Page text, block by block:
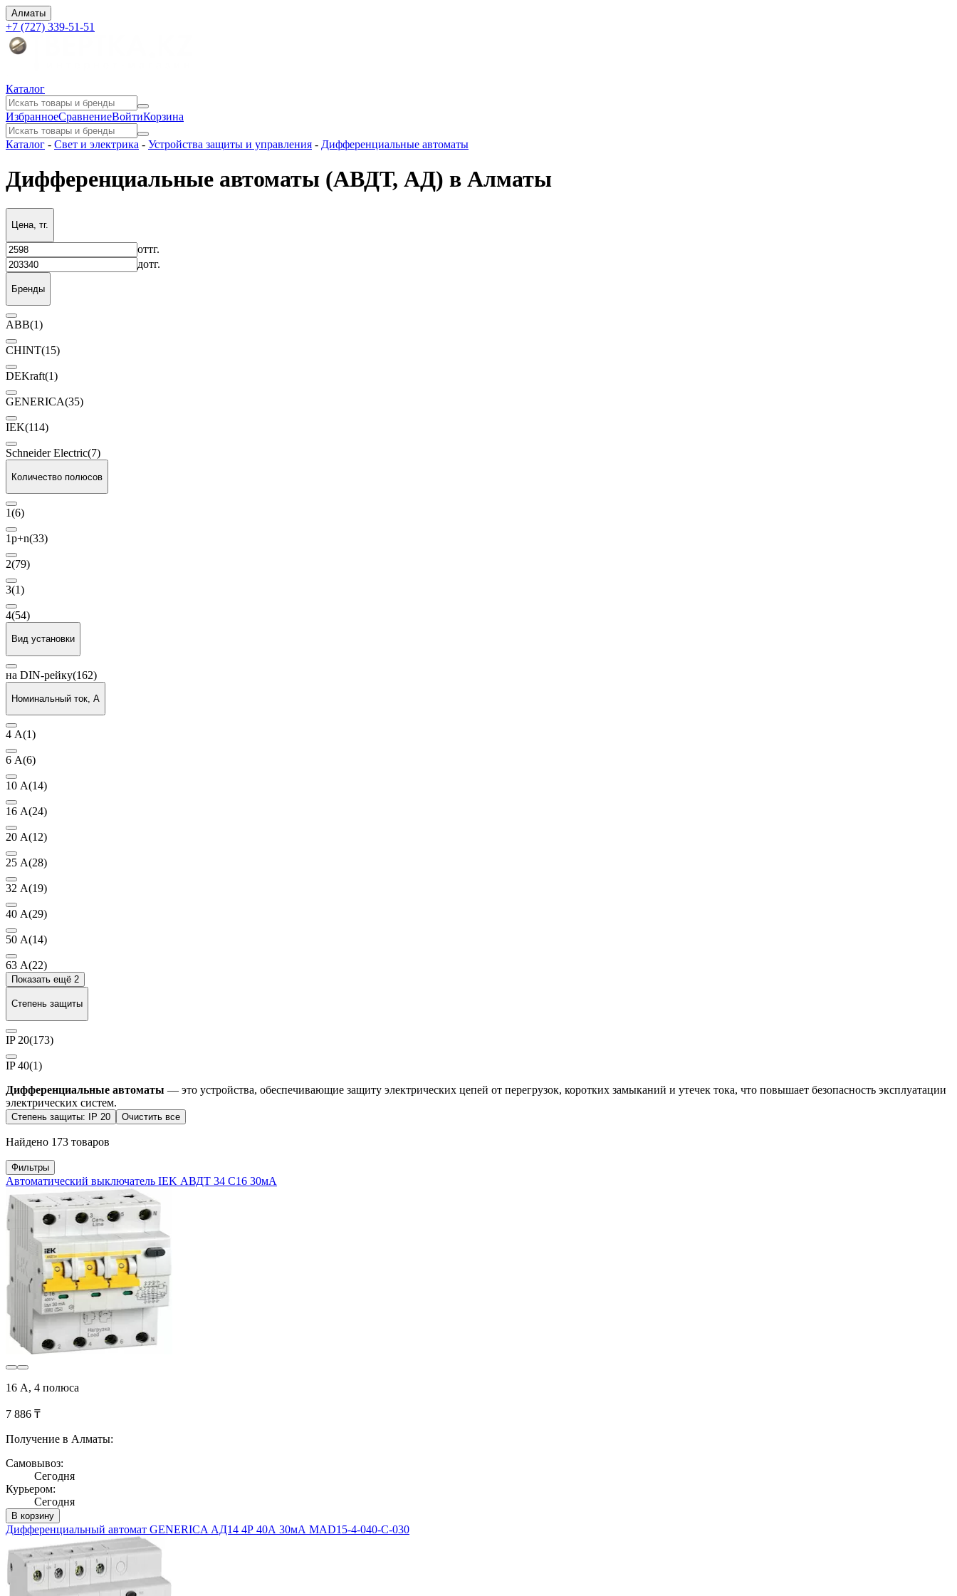
Алматы
+7 (727) 339-51-51
Каталог
ИзбранноеСравнениеВойтиКорзина
Каталог - Свет и электрика - Устройства защиты и управления - Дифференциальные автоматы
Дифференциальные автоматы (АВДТ, АД) в Алматы
Цена, тг.
оттг.
дотг.
Бренды
ABB(1)
CHINT(15)
DEKraft(1)
GENERICA(35)
IEK(114)
Schneider Electric(7)
Количество полюсов
1(6)
1p+n(33)
2(79)
3(1)
4(54)
Вид установки
на DIN-рейку(162)
Номинальный ток, А
4 А(1)
6 А(6)
10 А(14)
16 А(24)
20 А(12)
25 А(28)
32 А(19)
40 А(29)
50 А(14)
63 А(22)
Показать ещё 2
Степень защиты
IP 20(173)
IP 40(1)
Дифференциальные автоматы — это устройства, обеспечивающие защиту электрических цепей от перегрузок, коротких замыканий и утечек тока, что повышает безопасность эксплуатации
электрических систем.
Степень защиты: IP 20 Очистить все
Найдено 173 товаров
Фильтры
Автоматический выключатель IEK АВДТ 34 C16 30мА
16 А, 4 полюса
7 886 ₸
Получение в Алматы:
Самовывоз:
Сегодня
Курьером:
Сегодня
В корзину
Дифференциальный автомат GENERICA АД14 4Р 40А 30мА MAD15-4-040-C-030